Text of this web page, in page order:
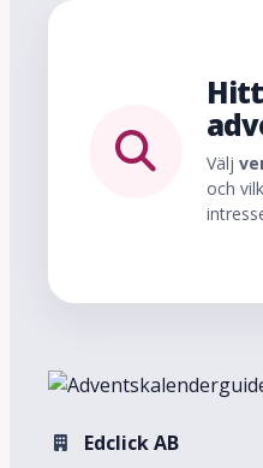
Välj
och
Edclick AB